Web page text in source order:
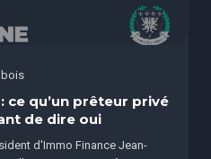
ce qu’un prêteur privé
de dire oui
d'Immo Finance Jean-